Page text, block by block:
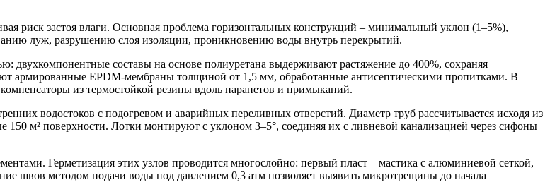
риск застоя влаги. Основная проблема горизонтальных конструкций – минимальный уклон (1–5%),
луж, разрушению слоя изоляции, проникновению воды внутрь перекрытий.
двухкомпонентные составы на основе полиуретана выдерживают растяжение до 400%, сохраняя
армированные EPDM-мембраны толщиной от 1,5 мм, обработанные антисептическими пропитками. В
из термостойкой резины вдоль парапетов и примыканий.
водостоков с подогревом и аварийных переливных отверстий. Диаметр труб рассчитывается исходя из
м² поверхности. Лотки монтируют с уклоном 3–5°, соединяя их с ливневой канализацией через сифоны
Герметизация этих узлов проводится многослойно: первый пласт – мастика с алюминиевой сеткой,
швов методом подачи воды под давлением 0,3 атм позволяет выявить микротрещины до начала